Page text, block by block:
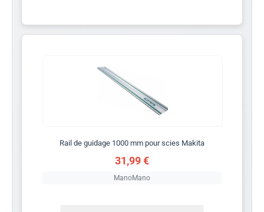
Rail de guidage 1000 mm pour scies Makita
31,99 €
ManoMano